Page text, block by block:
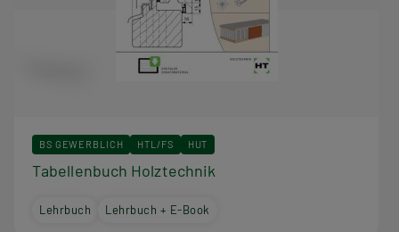
BS GEWERBLICH HTL/FS HUT
Tabellenbuch Holztechnik
Lehrbuch Lehrbuch + E-Book